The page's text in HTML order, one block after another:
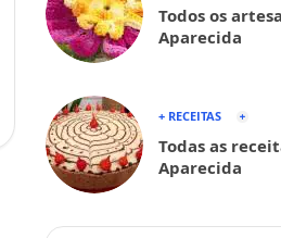
Todos os
Aparecida
+ RECEITAS
Todas as
Aparecida